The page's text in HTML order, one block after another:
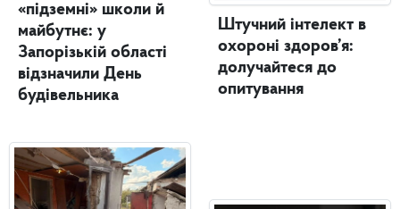
«підземні» школи й
майбутнє: у
Запорізькій області
відзначили День
будівельника
Штучний інтелект в
охороні здоров’я:
долучайтеся до
опитування